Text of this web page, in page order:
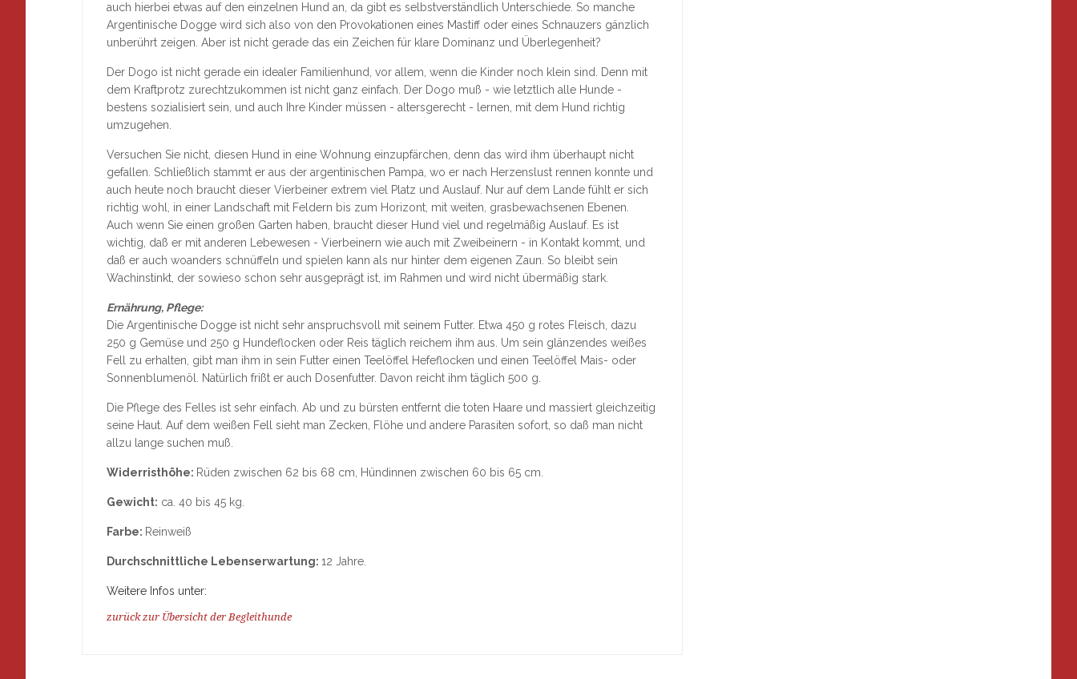
auch hierbei etwas auf den einzelnen Hund an, da gibt es selbstverständlich Unterschiede. So manche
Argentinische Dogge wird sich also von den Provokationen eines Mastiff oder eines Schnauzers gänzlich
unberührt zeigen. Aber ist nicht gerade das ein Zeichen für klare Dominanz und Überlegenheit?
Der Dogo ist nicht gerade ein idealer Familienhund, vor allem, wenn die Kinder noch klein sind. Denn mit
dem Kraftprotz zurechtzukommen ist nicht ganz einfach. Der Dogo muß - wie letztlich alle Hunde -
bestens sozialisiert sein, und auch Ihre Kinder müssen - altersgerecht - lernen, mit dem Hund richtig
umzugehen.
Versuchen Sie nicht, diesen Hund in eine Wohnung einzupfärchen, denn das wird ihm überhaupt nicht
gefallen. Schließlich stammt er aus der argentinischen Pampa, wo er nach Herzenslust rennen konnte und
auch heute noch braucht dieser Vierbeiner extrem viel Platz und Auslauf. Nur auf dem Lande fühlt er sich
richtig wohl, in einer Landschaft mit Feldern bis zum Horizont, mit weiten, grasbewachsenen Ebenen.
Auch wenn Sie einen großen Garten haben, braucht dieser Hund viel und regelmäßig Auslauf. Es ist
wichtig, daß er mit anderen Lebewesen - Vierbeinern wie auch mit Zweibeinern - in Kontakt kommt, und
daß er auch woanders schnüffeln und spielen kann als nur hinter dem eigenen Zaun. So bleibt sein
Wachinstinkt, der sowieso schon sehr ausgeprägt ist, im Rahmen und wird nicht übermäßig stark.
Ernährung, Pflege:
Die Argentinische Dogge ist nicht sehr anspruchsvoll mit seinem Futter. Etwa 450 g rotes Fleisch, dazu
250 g Gemüse und 250 g Hundeflocken oder Reis täglich reichem ihm aus. Um sein glänzendes weißes
Fell zu erhalten, gibt man ihm in sein Futter einen Teelöffel Hefeflocken und einen Teelöffel Mais- oder
Sonnenblumenöl. Natürlich frißt er auch Dosenfutter. Davon reicht ihm täglich 500 g.
Die Pflege des Felles ist sehr einfach. Ab und zu bürsten entfernt die toten Haare und massiert gleichzeitig
seine Haut. Auf dem weißen Fell sieht man Zecken, Flöhe und andere Parasiten sofort, so daß man nicht
allzu lange suchen muß.
Widerristhöhe: Rüden zwischen 62 bis 68 cm, Hündinnen zwischen 60 bis 65 cm.
Gewicht: ca. 40 bis 45 kg.
Farbe: Reinweiß
Durchschnittliche Lebenserwartung: 12 Jahre.
Weitere Infos unter:
zurück zur Übersicht der Begleithunde